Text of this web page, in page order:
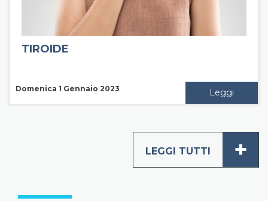
TIROIDE
Domenica 1 Gennaio 2023 Leggi
LEGGI TUTTI +